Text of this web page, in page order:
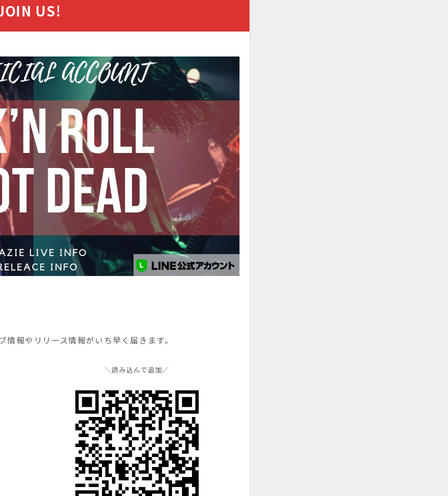
US!
情報やリリース情報がいち早く届きます。
＼読み込んで追加／